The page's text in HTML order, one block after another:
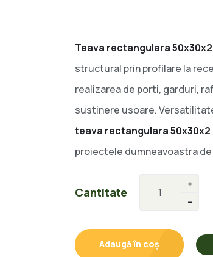
Teava rectangulara 50x30x2
structural prin profilare la
realizarea de porti, garduri,
sustinere usoare.
teava rectangulara 50x30x2
proiectele dumneavoastra
Cantitate
Adaugă în coș